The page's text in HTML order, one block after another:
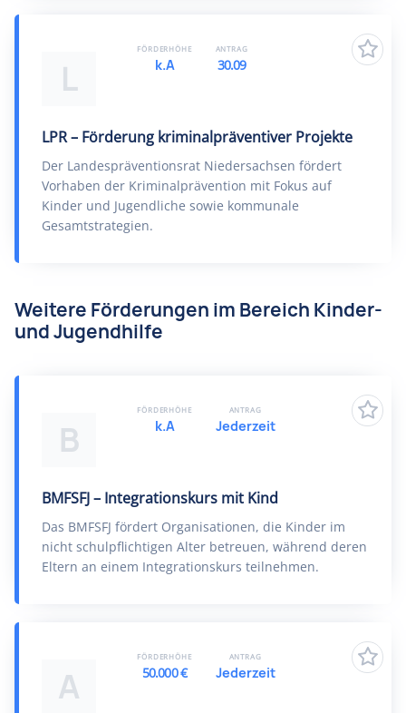
L
LPR – Förderung kriminalpräventiver Projekte
Der Landespräventionsrat Niedersachsen fördert
Vorhaben der Kriminalprävention mit Fokus auf
Kinder und Jugendliche sowie kommunale
Gesamtstrategien.
FÖRDERHÖHE
k.A
ANTRAG
30.09
Weitere Förderungen im Bereich Kinder-
und Jugendhilfe
B
BMFSFJ – Integrationskurs mit Kind
Das BMFSFJ fördert Organisationen, die Kinder im
nicht schulpflichtigen Alter betreuen, während deren
Eltern an einem Integrationskurs teilnehmen.
FÖRDERHÖHE
k.A
ANTRAG
Jederzeit
A
FÖRDERHÖHE
50.000 €
ANTRAG
Jederzeit